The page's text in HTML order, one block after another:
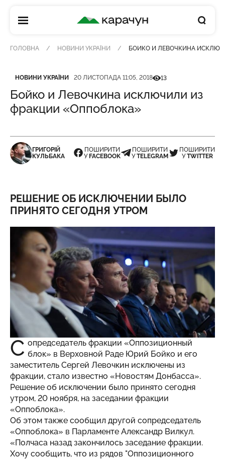
КАРАЧУН
ГОЛОВНА НОВИНИ УКРАЇНИ БОЙКО И ЛЕВОЧКИНА
Категорія
НОВИНИ УКРАЇНИ
Дата публікації 20 ЛИСТОПАДА 11:05, 2018Кількість переглядів
13
Бойко и Левочкина исключили из
фракции «Оппоблока»
ГРИГОРІЙ
КУЛЬБАКА
ПОШИРИТИ
У FACEBOOK
ПОШИРИТИ
УTELEGRAM
ПОШИРИТИ
УTWITTER
РЕШЕНИЕ ОБ ИСКЛЮЧЕНИИ БЫЛО
ПРИНЯТО СЕГОДНЯ УТРОМ
С опредседатель фракции «Оппозиционный
блок» в Верховной Раде Юрий Бойко и его
заместитель Сергей Левочкин исключены из
фракции, стало известно «Новостям Донбасса».
Решение об исключении было принято сегодня
утром, 20 ноября, на заседании фракции
«Оппоблока».
Об этом также сообщил другой сопредседатель
«Оппоблока» в Парламенте Александр Вилкул.
«Полчаса назад закончилось заседание фракции.
Хочу сообщить, что из рядов "Оппозиционного